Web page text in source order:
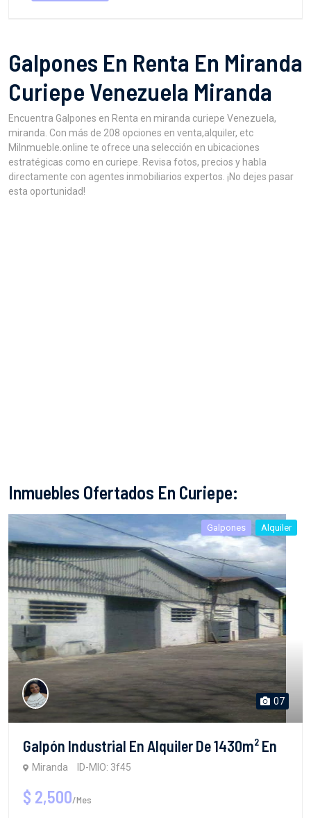
Galpones En Renta En Miranda
Curiepe Venezuela Miranda
Encuentra Galpones en Renta en miranda curiepe Venezuela,
miranda. Con más de 208 opciones en venta,alquiler, etc
MiInmueble.online te ofrece una selección en ubicaciones
estratégicas como en curiepe. Revisa fotos, precios y habla
directamente con agentes inmobiliarios expertos. ¡No dejes pasar
esta oportunidad!
Inmuebles Ofertados En Curiepe:
Galpones Alquiler
07
Galpón Industrial En Alquiler De 1430m² En
Miranda ID-MIO: 3f45
$ 2,500/Mes